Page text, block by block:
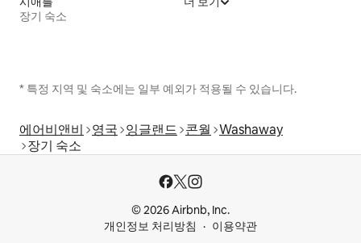
장기 숙소
* 특정 지역 및 숙소에는 일부 예외가 적용될 수 있습니다.
에어비앤비 영국 잉글랜드 콘월 Washaway
장기 숙소
© 2026 Airbnb, Inc.
개인정보 처리방침
이용약관